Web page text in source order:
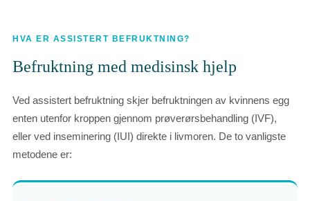
HVA ER ASSISTERT BEFRUKTNING?
Befruktning med medisinsk hjelp
Ved assistert befruktning skjer befruktningen av kvinnens egg
enten utenfor kroppen gjennom prøverørsbehandling (IVF),
eller ved inseminering (IUI) direkte i livmoren. De to vanligste
metodene er: